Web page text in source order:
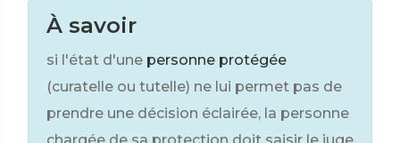
À savoir
si l'état d'une personne protégée
(curatelle ou tutelle) ne lui permet pas de
prendre une décision éclairée, la personne